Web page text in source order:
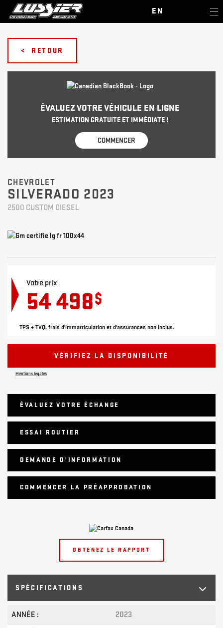
EN
< RETOUR
ÉVALUEZ VOTRE VÉHICULE EN LIGNE
ESTIMATION GRATUITE ET IMMÉDIATE !
COMMENCER
CHEVROLET
SILVERADO 2023
2500 CUSTOM DIESEL
OBTENEZ LE RAPPORT
SPÉCIFICATIONS
ANNÉE : 2023
Votre prix
54 498$
TPS + TVQ, frais d'immatriculation et d'assurances non inclus.
VÉRIFIEZ LA DISPONIBILITÉ
Mentions légales
ÉVALUEZ VOTRE ÉCHANGE
ESSAI ROUTIER
DEMANDE D'INFORMATION
COMMENCER LA PRÉAPPROBATION